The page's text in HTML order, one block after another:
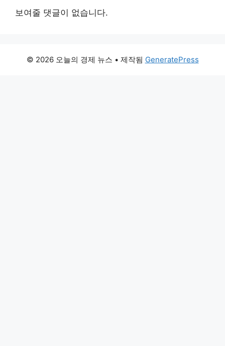
보여줄 댓글이 없습니다.
© 2026 오늘의 경제 뉴스 • 제작됨 GeneratePress